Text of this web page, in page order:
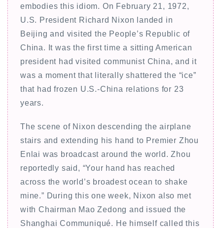
embodies this idiom. On February 21, 1972,
U.S. President Richard Nixon landed in
Beijing and visited the People’s Republic of
China. It was the first time a sitting American
president had visited communist China, and it
was a moment that literally shattered the “ice”
that had frozen U.S.-China relations for 23
years.
The scene of Nixon descending the airplane
stairs and extending his hand to Premier Zhou
Enlai was broadcast around the world. Zhou
reportedly said, “Your hand has reached
across the world’s broadest ocean to shake
mine.” During this one week, Nixon also met
with Chairman Mao Zedong and issued the
Shanghai Communiqué. He himself called this